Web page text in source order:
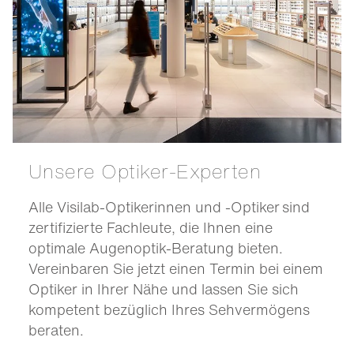
Unsere Optiker-Experten
Alle Visilab-Optikerinnen und -Optiker sind
zertifizierte Fachleute, die Ihnen eine
optimale Augenoptik-Beratung bieten.
Vereinbaren Sie jetzt einen Termin bei einem
Optiker in Ihrer Nähe und lassen Sie sich
kompetent bezüglich Ihres Sehvermögens
beraten.